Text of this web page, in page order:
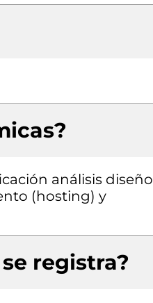
análisis diseño
(hosting) y
registra?